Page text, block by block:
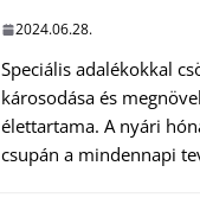
2024.06.28.
Speciális adalékokkal
károsodása és
élettartama. A nyári
csupán a mindennapi